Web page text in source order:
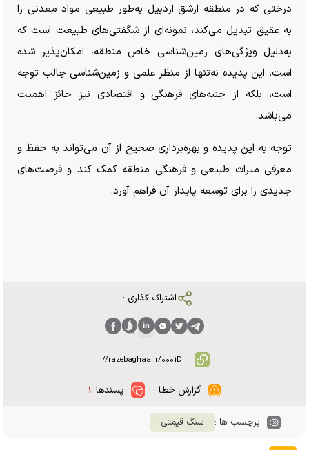
درختی که در منطقه ارشق اردبیل به‌طور طبیعی مواد معدنی را
به عقیق تبدیل می‌کند، نمونه‌ای از شگفتی‌های طبیعت است که
به‌دلیل ویژگی‌های زمین‌شناسی خاص منطقه، امکان‌پذیر شده
است. این پدیده نه‌تنها از منظر علمی و زمین‌شناسی جالب توجه
است، بلکه از جنبه‌های فرهنگی و اقتصادی نیز حائز اهمیت
می‌باشد.
توجه به این پدیده و بهره‌برداری صحیح از آن می‌تواند به حفظ و
معرفی میراث طبیعی و فرهنگی منطقه کمک کند و فرصت‌های
جدیدی را برای توسعه پایدار آن فراهم آورد.
اشتراک گذاری :
گزارش خطا پسندها :۱
برچسب ها : سنگ قیمتی